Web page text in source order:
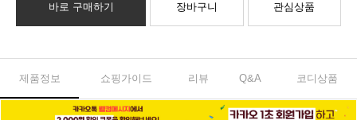
바로 구매하기 장바구니 관심상품
제품정보 쇼핑가이드 리뷰 Q&A 코디상품